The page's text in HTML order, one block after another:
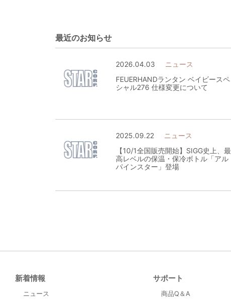
最近のお知らせ
2026.04.03
ニュース
FEUERHANDランタン ベイビースペ
シャル276 仕様変更について
2025.09.22
ニュース
【10/1全国販売開始】SIGG史上、最
高レベルの保温・保冷ボトル「アル
パインスター」登場
新着情報
ニュース
サポート
商品Q＆A